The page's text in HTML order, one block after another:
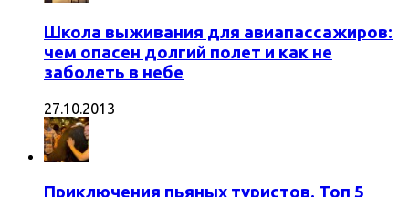
Школа выживания для авиапассажиров:
чем опасен долгий полет и как не
заболеть в небе
27.10.2013
Приключения пьяных туристов. Топ 5